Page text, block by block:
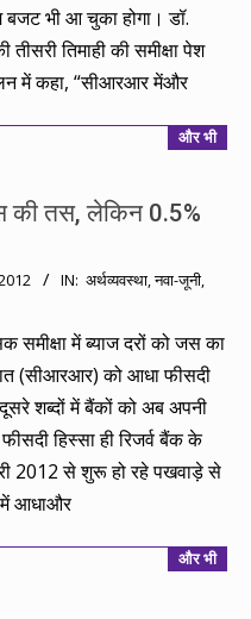
भी आ चुका होगा। डॉ.
तीसरी तिमाही की समीक्षा पेश
में कहा, “सीआरआर मेंऔर
और भी
की तस, लेकिन 0.5%
IN: अर्थव्यवस्था,नवा-जूनी,
समीक्षा में ब्याज दरों को जस का
(सीआरआर) को आधा फीसदी
शब्दों में बैंकों को अब अपनी
हिस्सा ही रिजर्व बैंक के
2012 से शुरू हो रहे पखवाड़े से
में आधाऔर
और भी